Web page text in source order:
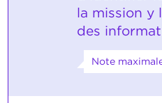
la mission y
des
Note